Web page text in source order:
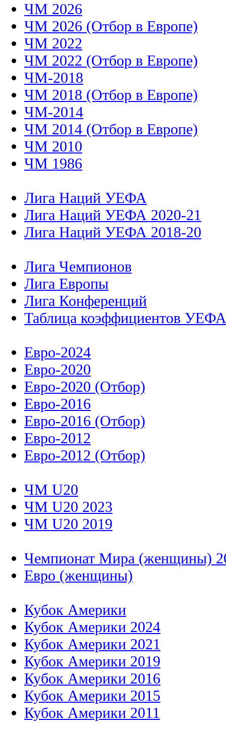
ЧМ 2026
ЧМ 2026 (Отбор в Европе)
ЧМ 2022
ЧМ 2022 (Отбор в Европе)
ЧМ-2018
ЧМ 2018 (Отбор в Европе)
ЧМ-2014
ЧМ 2014 (Отбор в Европе)
ЧМ 2010
ЧМ 1986
Лига Наций УЕФА
Лига Наций УЕФА 2020-21
Лига Наций УЕФА 2018-20
Лига Чемпионов
Лига Европы
Лига Конференций
Таблица коэффициентов УЕФА
Евро-2024
Евро-2020
Евро-2020 (Отбор)
Евро-2016
Евро-2016 (Отбор)
Евро-2012
Евро-2012 (Отбор)
ЧМ U20
ЧМ U20 2023
ЧМ U20 2019
Чемпионат Мира (женщины)
Евро (женщины)
Кубок Америки
Кубок Америки 2024
Кубок Америки 2021
Кубок Америки 2019
Кубок Америки 2016
Кубок Америки 2015
Кубок Америки 2011